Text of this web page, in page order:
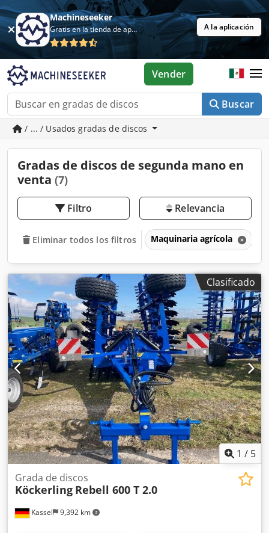
Machineseeker
Gratis en la tienda de aplicaciones A la aplicación
Buscar
Vender
/ ... / Usados gradas de discos
Gradas de discos de segunda mano en
venta (7)
Filtro Relevancia
Eliminar todos los filtros Maquinaria agrícola
Clasificado
1 / 5
Kassel 9,392 km
Grada de discos
Köckerling Rebell 600 T 2.0